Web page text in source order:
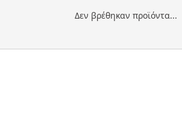
Δεν βρέθηκαν προϊόντα...